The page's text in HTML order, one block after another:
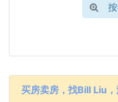
买房卖房，找Bill Liu，